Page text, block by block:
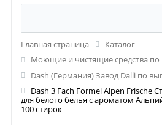
Главная страница
Каталог
Моющие и чистящие средства по
Dash (Германия) Завод Dalli по
Dash 3 Fach Formel Alpen Frische
для белого белья с ароматом
100 стирок